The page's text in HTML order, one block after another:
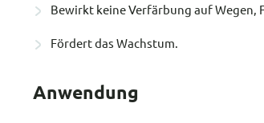
Bewirkt keine Verfärbung auf Wegen,
Fördert das Wachstum.
Anwendung